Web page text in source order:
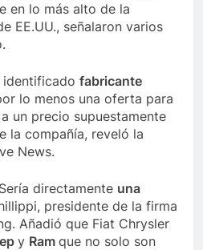
en lo más alto de la
EE.UU., señalaron varios
identificado fabricante
lo menos una oferta para
a un precio supuestamente
la compañía, reveló la
News.
directamente una
presidente de la firma
Añadió que Fiat Chrysler
y Ram que no solo son